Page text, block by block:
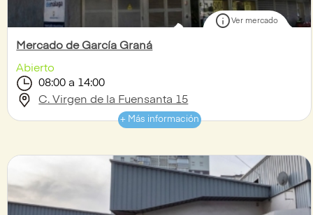
infoVer mercado
Mercado de García Graná
Abierto
08:00 a 14:00
C. Virgen de la Fuensanta 15
+ Más información